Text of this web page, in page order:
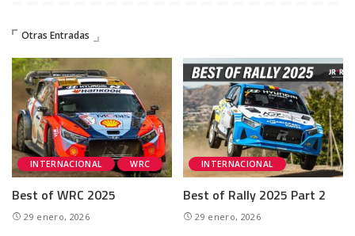
Otras Entradas
INTERNACIONAL WRC
Best of WRC 2025
29 enero, 2026
INTERNACIONAL
Best of Rally 2025 Part 2
29 enero, 2026